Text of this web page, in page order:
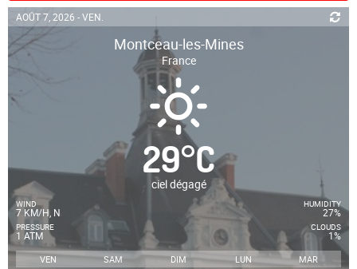
AOÛT 7, 2026 - VEN.
Montceau-les-Mines
France
29°C
ciel dégagé
WIND
7 KM/H, N
PRESSURE
1 ATM
HUMIDITY
27%
CLOUDS
1%
VEN SAM DIM LUN MAR